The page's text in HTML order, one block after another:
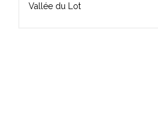
Vallée du Lot